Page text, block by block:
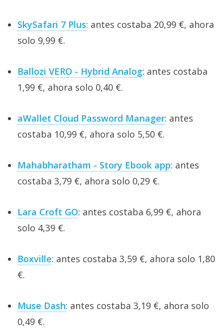
SkySafari 7 Plus: antes costaba 20,99 €, ahora
solo 9,99 €.
Ballozi VERO - Hybrid Analog: antes costaba
1,99 €, ahora solo 0,40 €.
aWallet Cloud Password Manager: antes
costaba 10,99 €, ahora solo 5,50 €.
Mahabharatham - Story Ebook app: antes
costaba 3,79 €, ahora solo 0,29 €.
Lara Croft GO: antes costaba 6,99 €, ahora
solo 4,39 €.
Boxville: antes costaba 3,59 €, ahora solo 1,80
€.
Muse Dash: antes costaba 3,19 €, ahora solo
0,49 €.